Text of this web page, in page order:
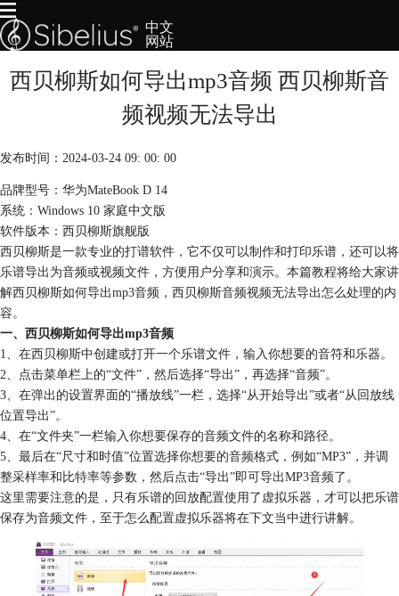
中文
网站
首页
购买
西贝柳斯如何导出mp3音频 西贝柳斯音
频视频无法导出
发布时间：2024-03-24 09: 00: 00
品牌型号：华为MateBook D 14
系统：Windows 10 家庭中文版
软件版本：西贝柳斯旗舰版
西贝柳斯是一款专业的打谱软件，它不仅可以制作和打印乐谱，还可以将
乐谱导出为音频或视频文件，方便用户分享和演示。本篇教程将给大家讲
解西贝柳斯如何导出mp3音频，西贝柳斯音频视频无法导出怎么处理的内
容。
一、西贝柳斯如何导出mp3音频
1、在西贝柳斯中创建或打开一个乐谱文件，输入你想要的音符和乐器。
2、点击菜单栏上的“文件”，然后选择“导出”，再选择“音频”。
3、在弹出的设置界面的“播放线”一栏，选择“从开始导出”或者“从回放线
位置导出”。
4、在“文件夹”一栏输入你想要保存的音频文件的名称和路径。
5、最后在“尺寸和时值”位置选择你想要的音频格式，例如“MP3”，并调
整采样率和比特率等参数，然后点击“导出”即可导出MP3音频了。
这里需要注意的是，只有乐谱的回放配置使用了虚拟乐器，才可以把乐谱
保存为音频文件，至于怎么配置虚拟乐器将在下文当中进行讲解。